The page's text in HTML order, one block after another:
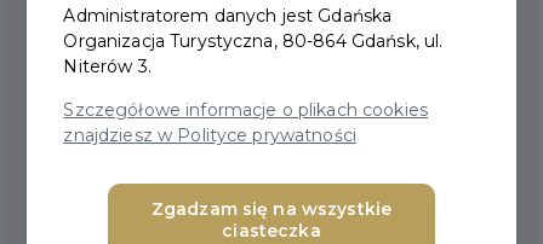
Energa Gdańsk Maraton po raz kolejny na
ulicach Gdańskajuż 24 - 25 kwietnia 2027 r.
Wydarzenie zostało podzielone na dwa dni w
sobotę popołudniu odbędzie się bieg na 5 km,
głównego na dystansie maratonu.
Administratorem danych jest Gdańska
Organizacja Turystyczna, 80-864 Gdańsk, ul.
Niterów 3.
Szczegółowe informacje o plikach cookies
znajdziesz w Polityce prywatności
Zgadzam się na wszystkie
ciasteczka